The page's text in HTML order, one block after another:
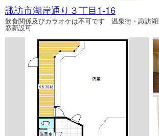
諏訪市湖岸通り３丁目1-16
飲食関係及びカラオケは不可です 温泉街・諏訪
窓新設可